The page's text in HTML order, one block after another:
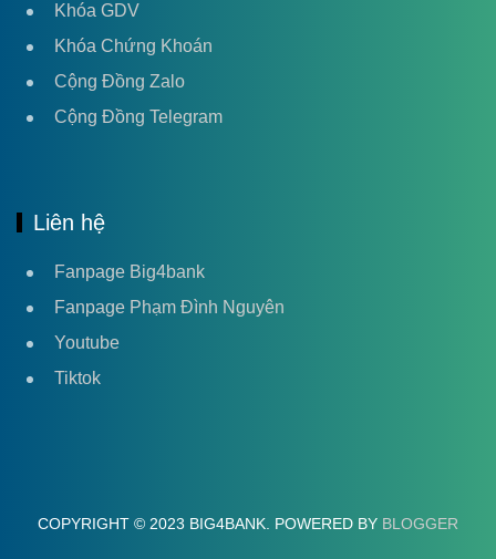
Khóa GDV
Khóa Chứng Khoán
Cộng Đồng Zalo
Cộng Đồng Telegram
Liên hệ
Fanpage Big4bank
Fanpage Phạm Đình Nguyên
Youtube
Tiktok
COPYRIGHT © 2023 BIG4BANK. POWERED BY BLOGGER